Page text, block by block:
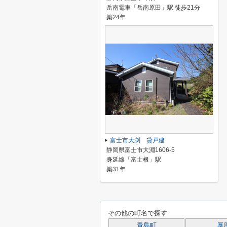
岳南電車「岳南原田」駅 徒歩21分
築24年
富士市大渕 貸戸建
静岡県富士市大淵1606-5
身延線「富士根」駅
築31年
その他の町名で探す
青島町 厚